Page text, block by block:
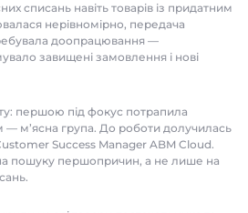
списань навіть товарів із придатним
нерівномірно, передача
доопрацювання —
завищені замовлення і нові
першою під фокус потрапила
— м’ясна група. До роботи долучилась
Success Manager ABM Cloud.
пошуку першопричин, а не лише на